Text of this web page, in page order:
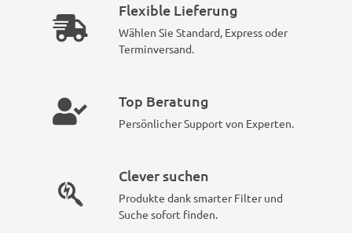
Flexible Lieferung
Wählen Sie Standard, Express oder
Terminversand.
Top Beratung
Persönlicher Support von Experten.
Clever suchen
Produkte dank smarter Filter und
Suche sofort finden.